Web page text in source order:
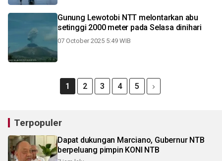
Gunung Lewotobi NTT melontarkan abu
setinggi 2000 meter pada Selasa dinihari
07 October 2025 5:49 WIB
1 2 3 4 5
Terpopuler
Dapat dukungan Marciano, Gubernur NTB
berpeluang pimpin KONI NTB